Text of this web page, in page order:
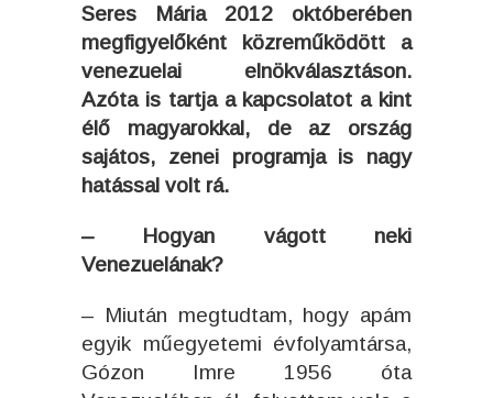
Seres Mária 2012 októberében
megfigyelőként közreműködött a
venezuelai elnökválasztáson.
Azóta is tartja a kapcsolatot a kint
élő magyarokkal, de az ország
sajátos, zenei programja is nagy
hatással volt rá.
– Hogyan vágott neki
Venezuelának?
– Miután megtudtam, hogy apám
egyik műegyetemi évfolyamtársa,
Gózon Imre 1956 óta